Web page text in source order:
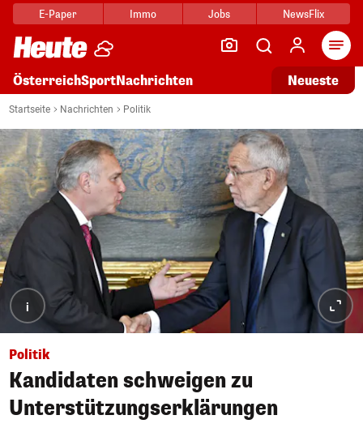
E-Paper Immo Jobs NewsFlix
ÖsterreichSportNachrichten Neueste
Startseite Nachrichten Politik
i
Politik
Kandidaten schweigen zu
Unterstützungserklärungen